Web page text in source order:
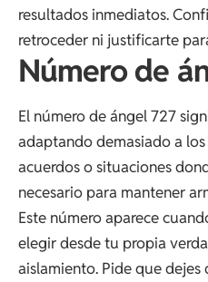
resultados inmediatos.
retroceder ni justificarte
Número de
El número de ángel 727
adaptando demasiado a los
acuerdos o situaciones
necesario para mantener
Este número aparece
elegir desde tu propia
aislamiento. Pide que